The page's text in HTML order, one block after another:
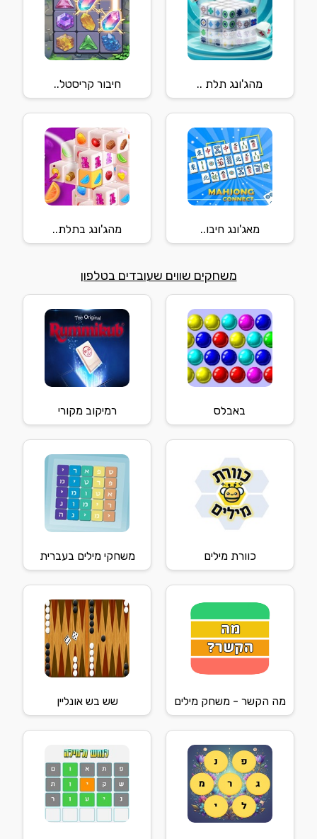
מהג'ונג תלת .. חיבור קריסטל..
מאג'ונג חיבו.. מהג'ונג בתלת..
משחקים שווים שעובדים בטלפון
באבלס רמיקוב מקורי
כוורת מילים משחקי מילים בעברית
מה הקשר - משחק מילים שש בש אונליין